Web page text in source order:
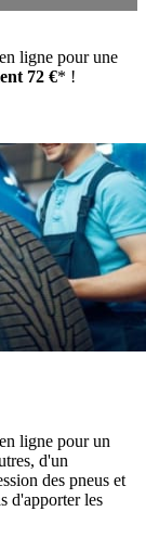
ligne pour une
72 €* !
ligne pour un
d'un
des pneus et
d'apporter les